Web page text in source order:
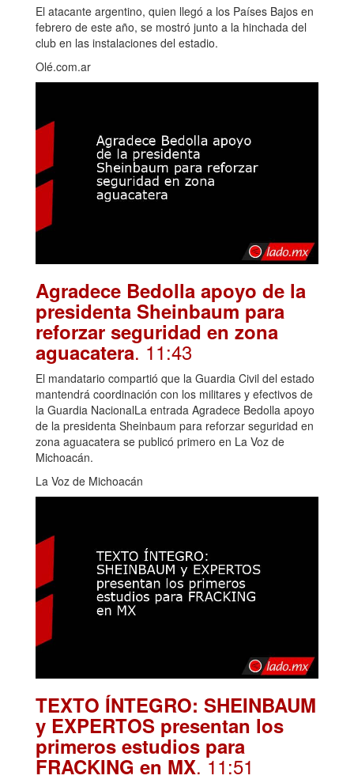
El atacante argentino, quien llegó a los Países Bajos en
febrero de este año, se mostró junto a la hinchada del
club en las instalaciones del estadio.
Olé.com.ar
Agradece Bedolla apoyo de la
presidenta Sheinbaum para
reforzar seguridad en zona
aguacatera. 11:43
El mandatario compartió que la Guardia Civil del estado
mantendrá coordinación con los militares y efectivos de
la Guardia NacionalLa entrada Agradece Bedolla apoyo
de la presidenta Sheinbaum para reforzar seguridad en
zona aguacatera se publicó primero en La Voz de
Michoacán.
La Voz de Michoacán
TEXTO ÍNTEGRO: SHEINBAUM
y EXPERTOS presentan los
primeros estudios para
FRACKING en MX. 11:51